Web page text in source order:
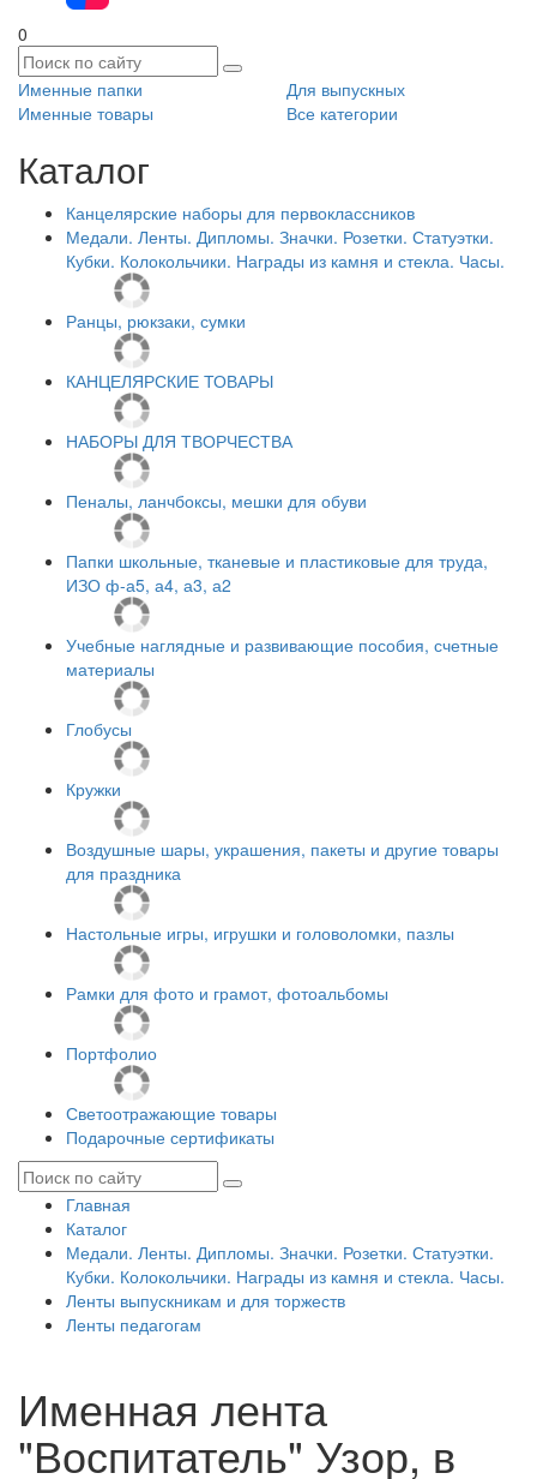
0
Именные папки
Для выпускных
Именные товары
Все категории
Каталог
Канцелярские наборы для первоклассников
Медали. Ленты. Дипломы. Значки. Розетки. Статуэтки.
Кубки. Колокольчики. Награды из камня и стекла. Часы.
Ранцы, рюкзаки, сумки
КАНЦЕЛЯРСКИЕ ТОВАРЫ
НАБОРЫ ДЛЯ ТВОРЧЕСТВА
Пеналы, ланчбоксы, мешки для обуви
Папки школьные, тканевые и пластиковые для труда,
ИЗО ф-а5, а4, а3, а2
Учебные наглядные и развивающие пособия, счетные
материалы
Глобусы
Кружки
Воздушные шары, украшения, пакеты и другие товары
для праздника
Настольные игры, игрушки и головоломки, пазлы
Рамки для фото и грамот, фотоальбомы
Портфолио
Светоотражающие товары
Подарочные сертификаты
Главная
Каталог
Медали. Ленты. Дипломы. Значки. Розетки. Статуэтки.
Кубки. Колокольчики. Награды из камня и стекла. Часы.
Ленты выпускникам и для торжеств
Ленты педагогам
Именная лента
"Воспитатель" Узор, в